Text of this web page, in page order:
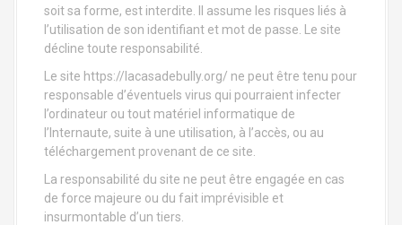
soit sa forme, est interdite. Il assume les risques liés à
l’utilisation de son identifiant et mot de passe. Le site
décline toute responsabilité.
Le site https://lacasadebully.org/ ne peut être tenu pour
responsable d’éventuels virus qui pourraient infecter
l’ordinateur ou tout matériel informatique de
l’Internaute, suite à une utilisation, à l’accès, ou au
téléchargement provenant de ce site.
La responsabilité du site ne peut être engagée en cas
de force majeure ou du fait imprévisible et
insurmontable d’un tiers.